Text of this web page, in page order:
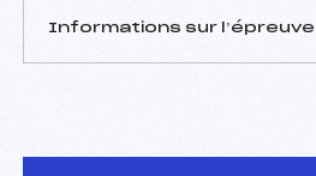
Informations sur l’épreuve
Arbitre :